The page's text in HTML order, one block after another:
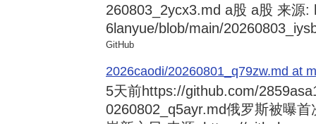
260803_2ycx3.md a股 a股 来源
6lanyue/blob/main/
GitHub
2026caodi/20260801_q79zw.md at
5天前https://github.com/
0260802_q5ayr.md俄罗斯被曝